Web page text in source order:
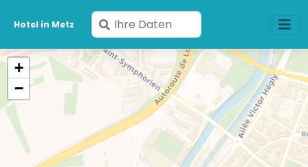
Hotel in Metz
Geben
Sie
Ihre
Daten
ein
+
−